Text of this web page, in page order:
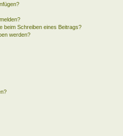
beim Schreiben eines Beitrags?
werden?